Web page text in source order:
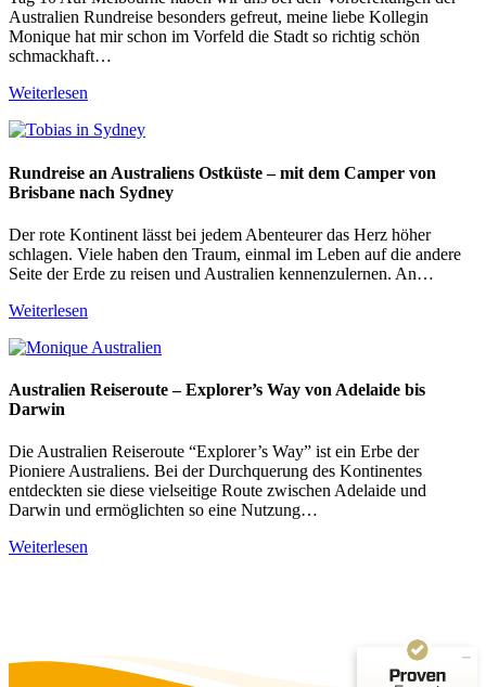
Australien Rundreise besonders gefreut, meine liebe Kollegin
Monique hat mir schon im Vorfeld die Stadt so richtig schön
schmackhaft…
Weiterlesen
Rundreise an Australiens Ostküste – mit dem Camper von
Brisbane nach Sydney
Der rote Kontinent lässt bei jedem Abenteurer das Herz höher
schlagen. Viele haben den Traum, einmal im Leben auf die andere
Seite der Erde zu reisen und Australien kennenzulernen. An…
Weiterlesen
Australien Reiseroute – Explorer’s Way von Adelaide bis
Darwin
Die Australien Reiseroute “Explorer’s Way” ist ein Erbe der
Pioniere Australiens. Bei der Durchquerung des Kontinentes
entdeckten sie diese vielseitige Route zwischen Adelaide und
Darwin und ermöglichten so eine Nutzung…
Weiterlesen
Kundenbewertungen und Erfahrungen zu
50